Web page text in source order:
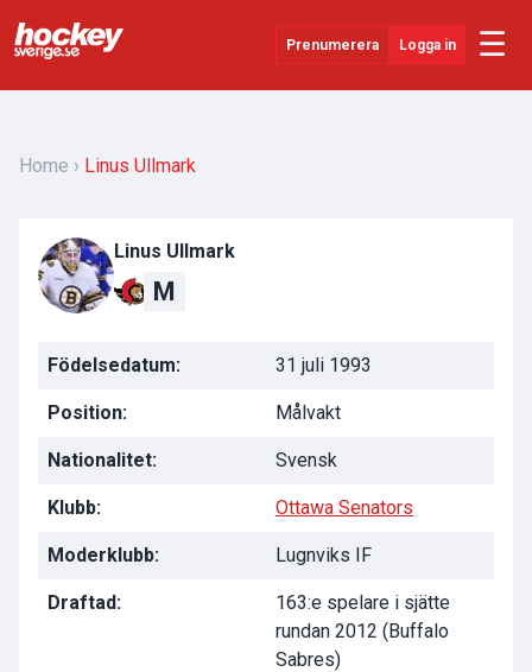
Prenumerera Logga in ☰
YouTube
Evenemang
Övrigt
Home Linus Ullmark
Linus Ullmark
M
Födelsedatum: 31 juli 1993
Position: Målvakt
Nationalitet: Svensk
Klubb: Ottawa Senators
Moderklubb: Lugnviks IF
Draftad:
163:e spelare i sjätte
rundan 2012 (Buffalo
Sabres)